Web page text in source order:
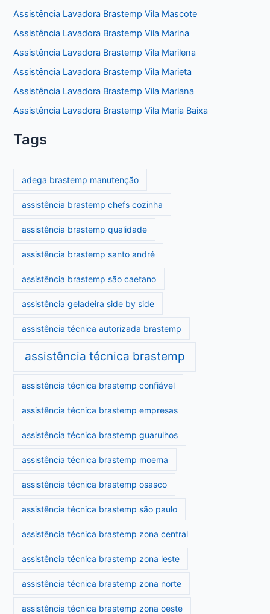
Assistência Lavadora Brastemp Vila Mascote
Assistência Lavadora Brastemp Vila Marina
Assistência Lavadora Brastemp Vila Marilena
Assistência Lavadora Brastemp Vila Marieta
Assistência Lavadora Brastemp Vila Mariana
Assistência Lavadora Brastemp Vila Maria Baixa
Tags
adega brastemp manutenção
assistência brastemp chefs cozinha
assistência brastemp qualidade
assistência brastemp santo andré
assistência brastemp são caetano
assistência geladeira side by side
assistência técnica autorizada brastemp
assistência técnica brastemp
assistência técnica brastemp confiável
assistência técnica brastemp empresas
assistência técnica brastemp guarulhos
assistência técnica brastemp moema
assistência técnica brastemp osasco
assistência técnica brastemp são paulo
assistência técnica brastemp zona central
assistência técnica brastemp zona leste
assistência técnica brastemp zona norte
assistência técnica brastemp zona oeste